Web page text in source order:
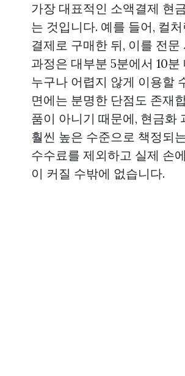
가장 대표적인 소액결제 현
는 것입니다. 예를 들어, 컬
결제로 구매한 뒤, 이를 전
과정은 대부분 5분에서 10
누구나 어렵지 않게 이용할
면에는 분명한 단점도 존재
품이 아니기 때문에, 현금화
훨씬 높은 수준으로 책정되
수수료를 제외하고 실제 손
이 커질 수밖에 없습니다.